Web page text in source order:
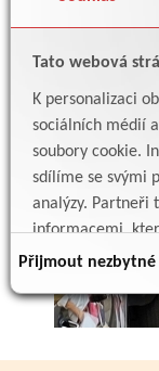
Tato webová
K personalizaci
sociálních médií
soubory cookie.
sdílíme se svými
analýzy. Partneři
informacemi,
důsledku toho, že
Přijmout nezbytné